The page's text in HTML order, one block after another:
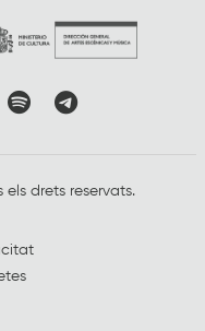
twitter
a facebook
Link a spotify
Link a
els drets reservats.